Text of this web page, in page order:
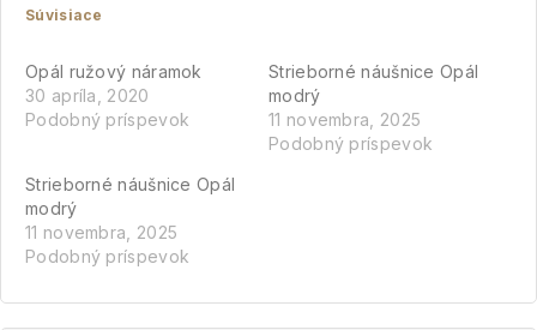
Súvisiace
Opál ružový náramok
30 apríla, 2020
Podobný príspevok
Strieborné náušnice Opál
modrý
11 novembra, 2025
Podobný príspevok
Strieborné náušnice Opál
modrý
11 novembra, 2025
Podobný príspevok